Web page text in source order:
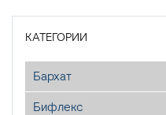
КАТЕГОРИИ
Бархат
Бифлекс